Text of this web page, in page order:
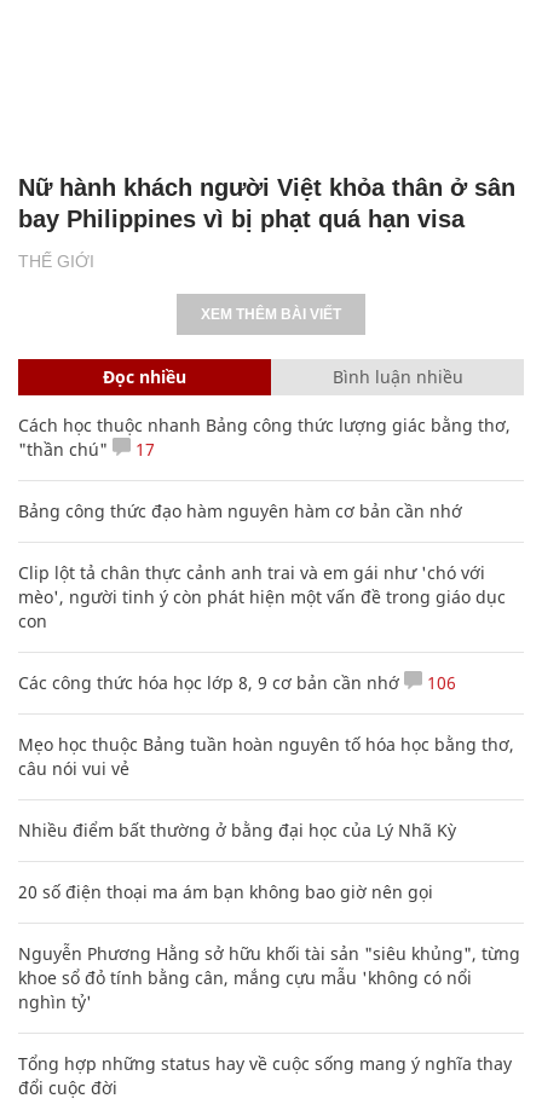
THẾ GIỚI
Nữ hành khách người Việt khỏa thân ở sân
bay Philippines vì bị phạt quá hạn visa
XEM THÊM BÀI VIẾT
Đọc nhiều Bình luận nhiều
Cách học thuộc nhanh Bảng công thức lượng giác bằng thơ,
"thần chú"
17
Bảng công thức đạo hàm nguyên hàm cơ bản cần nhớ
Clip lột tả chân thực cảnh anh trai và em gái như 'chó với
mèo', người tinh ý còn phát hiện một vấn đề trong giáo dục
con
Các công thức hóa học lớp 8, 9 cơ bản cần nhớ 106
Mẹo học thuộc Bảng tuần hoàn nguyên tố hóa học bằng thơ,
câu nói vui vẻ
Nhiều điểm bất thường ở bằng đại học của Lý Nhã Kỳ
20 số điện thoại ma ám bạn không bao giờ nên gọi
Nguyễn Phương Hằng sở hữu khối tài sản "siêu khủng", từng
khoe sổ đỏ tính bằng cân, mắng cựu mẫu 'không có nổi
nghìn tỷ'
Tổng hợp những status hay về cuộc sống mang ý nghĩa thay
đổi cuộc đời